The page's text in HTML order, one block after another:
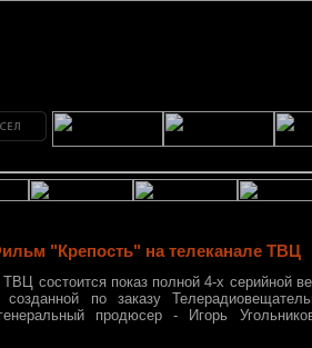
"Крепость" на телеканале ТВЦ
состоится показ полной 4-х серийной
по заказу
продюсер - Игорь